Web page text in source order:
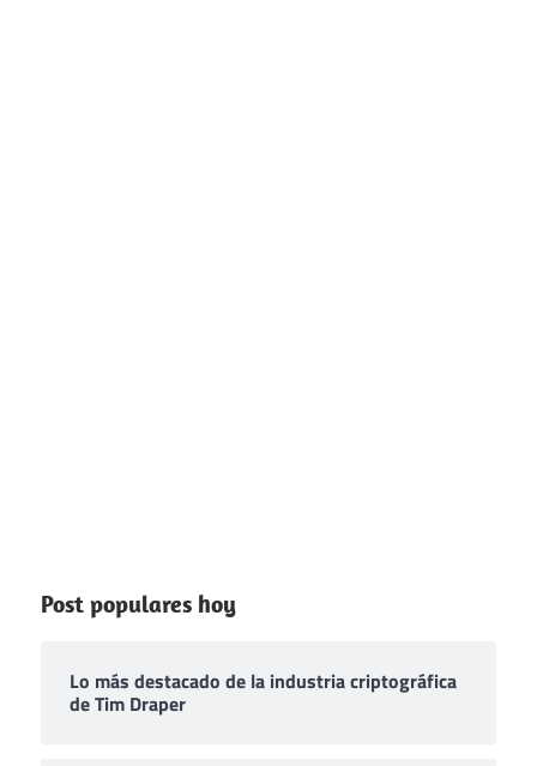
Post populares hoy
Lo más destacado de la industria criptográfica
de Tim Draper